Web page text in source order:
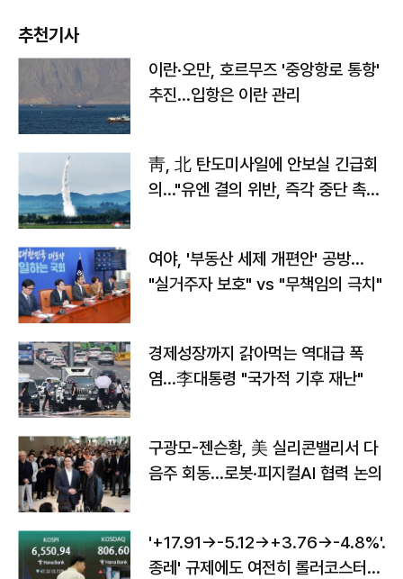
추천기사
이란·오만, 호르무즈 '중앙항로 통항'
추진…입항은 이란 관리
靑, 北 탄도미사일에 안보실 긴급회
의…"유엔 결의 위반, 즉각 중단 촉
여야, '부동산 세제 개편안' 공방…
"실거주자 보호" vs "무책임의 극치"
경제성장까지 갉아먹는 역대급 폭
염…李대통령 "국가적 기후 재난"
구광모-젠슨황, 美 실리콘밸리서 다
음주 회동…로봇·피지컬AI 협력 논의
'+17.91→-5.12→+3.76→-4.8%'…'
종레' 규제에도 여전히 롤러코스터